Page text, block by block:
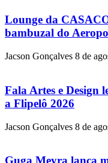
Lounge da
bambuzal do
Jacson Gonçalves 8 de
Fala Artes e Design
a Flipelô 2026
Jacson Gonçalves 8 de